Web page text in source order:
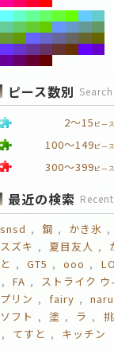
ピース数別
2～15 ピース
100～149ピース
300～399ピース
最近の検索
snsd 鋼 かき氷
スズキ
夏目友人
と
GT5 ooo LO
FA
ストライク
プリン
fairy
ソフト
塗 ラ
てすと
キッチン